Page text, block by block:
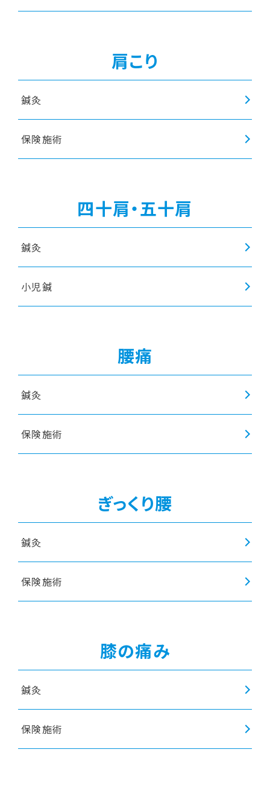
肩こり
鍼灸
保険施術
四十肩・五十肩
鍼灸
小児鍼
腰痛
鍼灸
保険施術
ぎっくり腰
鍼灸
保険施術
膝の痛み
鍼灸
保険施術